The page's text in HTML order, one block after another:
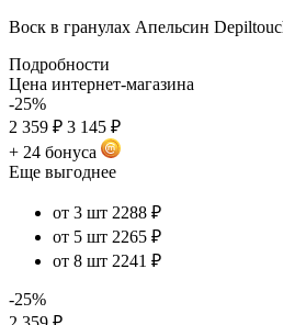
Воск в гранулах Апельсин
Подробности
Цена интернет-магазина
-25%
2 359 ₽ 3 145 ₽
+ 24 бонуса
Еще выгоднее
от 3 шт 2288 ₽
от 5 шт 2265 ₽
от 8 шт 2241 ₽
-25%